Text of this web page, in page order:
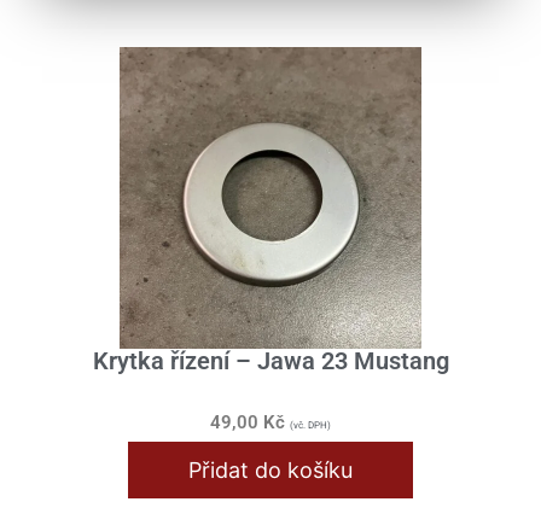
Krytka řízení – Jawa 23 Mustang
49,00 Kč (vč. DPH)
Přidat do košíku